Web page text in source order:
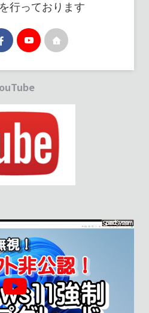
行っております